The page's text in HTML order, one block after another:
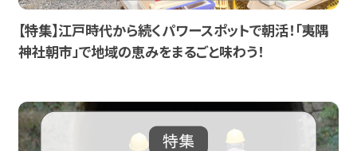
【特集】江戸時代から続くパワースポットで朝活！「夷隅
神社朝市」で地域の恵みをまるごと味わう！